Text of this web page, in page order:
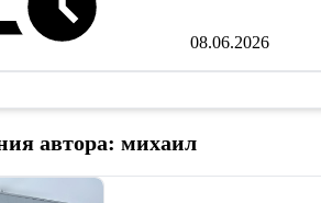
08.06.2026
автора: михаил